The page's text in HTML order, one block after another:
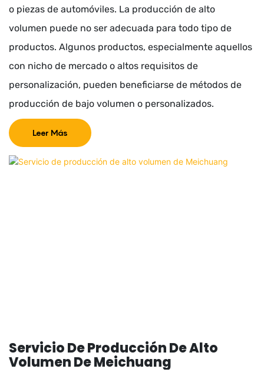
o piezas de automóviles. La producción de alto
volumen puede no ser adecuada para todo tipo de
productos. Algunos productos, especialmente aquellos
con nicho de mercado o altos requisitos de
personalización, pueden beneficiarse de métodos de
producción de bajo volumen o personalizados.
Leer Más
Servicio De Producción De Alto
Volumen De Meichuang